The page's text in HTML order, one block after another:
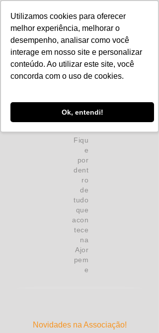
Utilizamos cookies para oferecer
melhor experiência, melhorar o
desempenho, analisar como você
interage em nosso site e personalizar
conteúdo. Ao utilizar este site, você
concorda com o uso de cookies.
Ok, entendi!
Fiqu
e
por
dent
ro
de
tudo
que
acon
tece
na
Ajor
pem
e
Novidades na Associação!